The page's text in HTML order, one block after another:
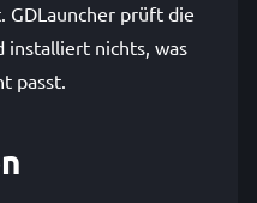
prüft die
installiert nichts, was
passt.